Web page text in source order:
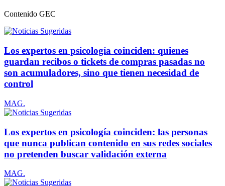
Contenido GEC
Los expertos en psicología coinciden: quienes
guardan recibos o tickets de compras pasadas no
son acumuladores, sino que tienen necesidad de
control
MAG.
Los expertos en psicología coinciden: las personas
que nunca publican contenido en sus redes sociales
no pretenden buscar validación externa
MAG.